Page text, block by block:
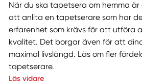
När du ska tapetsera om hemma
att anlita en tapetserare som har
erfarenhet som krävs för att utföra
kvalitet. Det borgar även för att
maximal livslängd. Läs om fler
tapetserare.
Läs vidare